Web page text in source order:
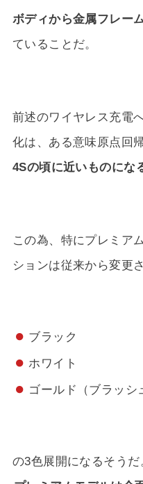
ボディから金属フレー
ていることだ。
前述のワイヤレス充電
化は、ある意味原点回
4Sの頃に近いものにな
この為、特にプレミア
ションは従来から変更
ブラック
ホワイト
ゴールド（ブラッシ
の3色展開になるそうだ